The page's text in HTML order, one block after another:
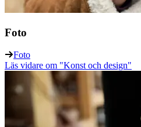
Foto
Foto
Läs vidare om "Konst och design"